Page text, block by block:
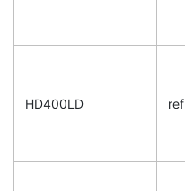
HD400LD ref